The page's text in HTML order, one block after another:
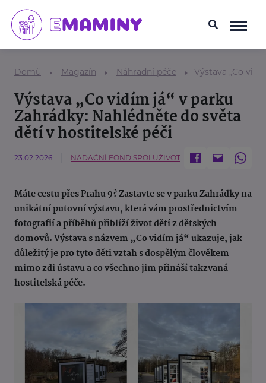
Domů Magazín Náhradní péče Výstava „Co
Výstava „Co vidím já“ v parku
Zahrádky: Nahlédněte do světa
dětí v hostitelské péči
23.02.2026 NADAČNÍ FOND SPOLUŽIVOT
Máte cestu přes Prahu 9? Zastavte se v parku Zahrádky na
unikátní putovní výstavu, která vám prostřednictvím
fotografií a příběhů přiblíží život dětí z dětských
domovů. Výstava s názvem „Co vidím já“ ukazuje, jak
důležitý je pro tyto děti vztah s dospělým člověkem
mimo zdi ústavu a co všechno jim přináší takzvaná
hostitelská péče.